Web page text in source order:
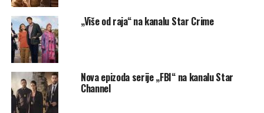
„Više od raja“ na kanalu Star Crime
Nova epizoda serije „FBI“ na kanalu Star
Channel